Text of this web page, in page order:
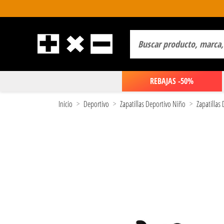
REBAJAS -50%
Inicio Deportivo Zapatillas Deportivo Niño Zapatillas